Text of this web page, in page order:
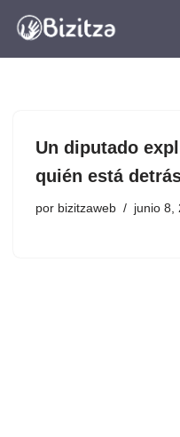
Un diputado
quién está
por bizitzaweb junio 8,